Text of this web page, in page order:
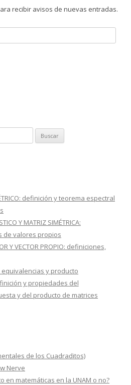
recibir avisos de nuevas entradas.
definición y teorema espectral
Y MATRIZ SIMÉTRICA:
de valores propios
Y VECTOR PROPIO: definiciones,
equivalencias y producto
y propiedades del
y del producto de matrices
de los Cuadraditos)
Nerve
en matemáticas en la UNAM o no?